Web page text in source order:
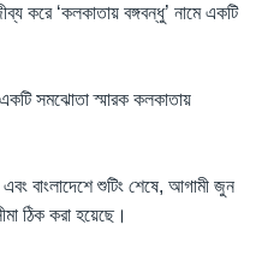
করে ‘কলকাতায় বঙ্গবন্ধু’ নামে একটি
সমঝোতা স্মারক কলকাতায়
বাংলাদেশে শুটিং শেষে, আগামী জুন
ঠিক করা হয়েছে।